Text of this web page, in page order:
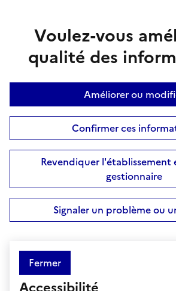
Voulez-vous
qualité des
Améliorer ou
Confirmer ces
Revendiquer l'établissement
gestionnaire
Signaler un problème ou
Fermer